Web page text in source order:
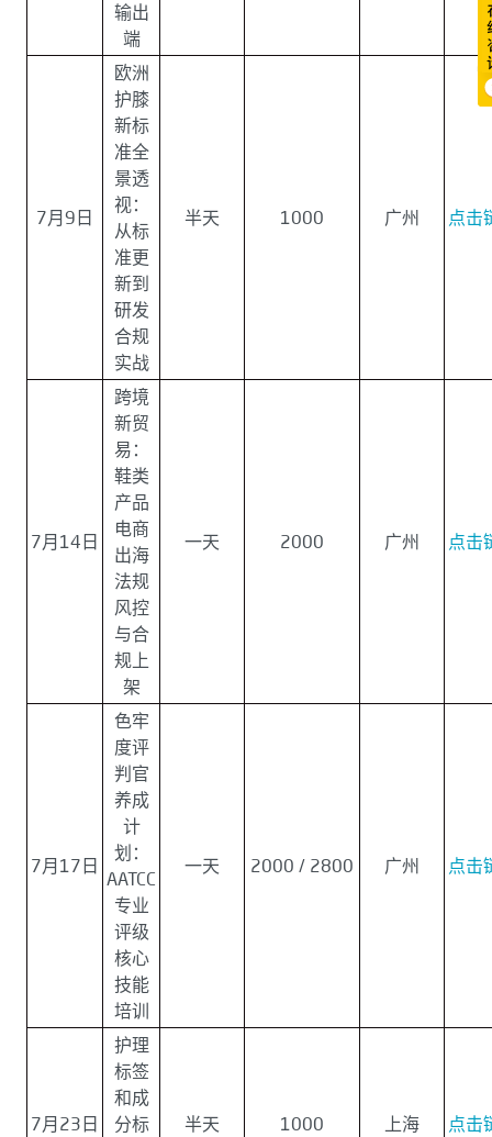
输出
端
7月9日
欧洲
护膝
新标
准全
景透
视：
从标
准更
新到
研发
合规
实战
半天 1000 广州 点击
7月14日
跨境
新贸
易：
鞋类
产品
电商
出海
法规
风控
与合
规上
架
一天 2000 广州 点击
7月17日
色牢
度评
判官
养成
计
划：
AATCC
专业
评级
核心
技能
培训
一天 2000 / 2800 广州 点击
7月23日
护理
标签
和成
分标
半天 1000 上海 点击